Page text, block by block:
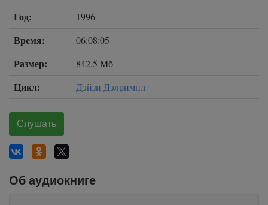
Год: 1996
Время: 06:08:05
Размер: 842.5 Мб
Цикл: Дэйзи Дэлримпл
Слушать
Об аудиокниге